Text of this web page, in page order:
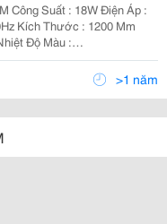
:
Mm
Và Nhựa Tổng Hợp
>1 năm